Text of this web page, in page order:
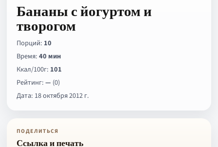
Бананы с йогуртом и
творогом
Порций: 10
Время:40 мин
Ккал/100г: 101
Рейтинг:— (0)
Дата: 18 октября 2012 г.
ПОДЕЛИТЬСЯ
Ссылка и печать